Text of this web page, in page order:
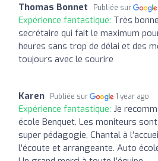
Thomas Bonnet Publiée sur
Expérience fantastique: Très
secrétaire qui fait le maximum
heures sans trop de délai et des
toujours avec le sourire
Karen Publiée sur 1 year ago
Expérience fantastique: Je
école Benquet. Les moniteurs
super pédagogie, Chantal à
l’écoute et arrangeante. Auto